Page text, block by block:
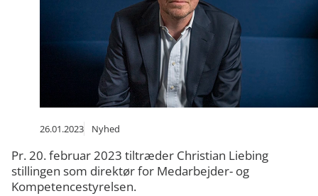
26.01.2023 Nyhed
Pr. 20. februar 2023 tiltræder Christian Liebing
stillingen som direktør for Medarbejder- og
Kompetencestyrelsen.